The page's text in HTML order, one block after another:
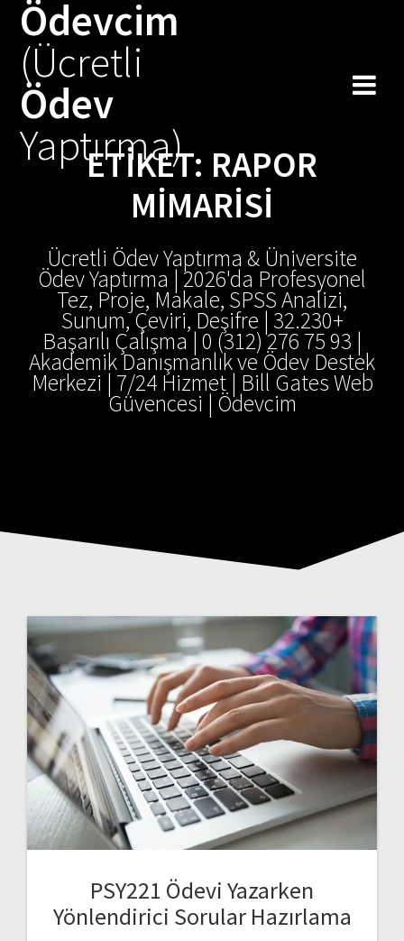
Ödevcim
(Ücretli
Ödev
Yaptırma)
ETIKET: RAPOR
MIMARISI
Ücretli Ödev Yaptırma & Üniversite
Ödev Yaptırma | 2026'da Profesyonel
Tez, Proje, Makale, SPSS Analizi,
Sunum, Çeviri, Deşifre | 32.230+
Başarılı Çalışma | 0 (312) 276 75 93 |
Akademik Danışmanlık ve Ödev Destek
Merkezi | 7/24 Hizmet | Bill Gates Web
Güvencesi | Ödevcim
PSY221 Ödevi Yazarken
Yönlendirici Sorular Hazırlama